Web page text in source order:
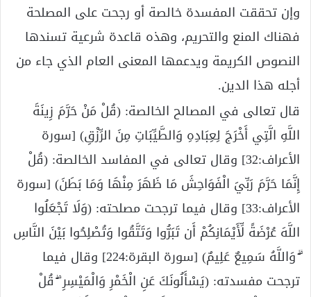
وإن تحققت المفسدة خالصة أو رجحت على المصلحة
فهناك المنع والتحريم، وهذه قاعدة شرعية تسندها
النصوص الكريمة ويدعمها المعنى العام الذي جاء من
أجله هذا الدين.
قال تعالى في المصالح الخالصة: (قُلْ مَنْ حَرَّمَ زِينَةَ
اللَّهِ الَّتِي أَخْرَجَ لِعِبَادِهِ وَالطَّيِّبَاتِ مِنَ الرِّزْقِ) [سورة
الأعراف:32] وقال تعالى في المفاسد الخالصة: (قُلْ
إِنَّمَا حَرَّمَ رَبِّيَ الْفَوَاحِشَ مَا ظَهَرَ مِنْهَا وَمَا بَطَنَ) [سورة
الأعراف:33] وقال فيما ترجحت مصلحته: (وَلَا تَجْعَلُوا
اللَّهَ عُرْضَةً لِّأَيْمَانِكُمْ أَن تَبَرُّوا وَتَتَّقُوا وَتُصْلِحُوا بَيْنَ النَّاسِ
ۗ وَاللَّهُ سَمِيعٌ عَلِيمٌ) [سورة البقرة:224] وقال فيما
ترجحت مفسدته: (يَسْأَلُونَكَ عَنِ الْخَمْرِ وَالْمَيْسِرِ ۖ قُلْ